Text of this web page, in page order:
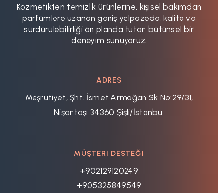
Kozmetikten temizlik ürünlerine, kişisel bakımdan
parfümlere uzanan geniş yelpazede, kalite ve
sürdürülebilirliği ön planda tutan bütünsel bir
deneyim sunuyoruz.
ADRES
Meşrutiyet, Şht. İsmet Armağan Sk No:29/31,
Nişantaşı 34360 Şişli/İstanbul
MÜŞTERI DESTEĞI
+902129120249
+905325849549